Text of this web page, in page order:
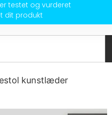
testet og vurderet
dit produkt
kunstlæder